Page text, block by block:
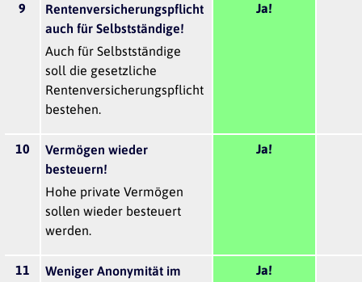
9
Rentenversicherungspflicht
auch für Selbstständige!
Auch für Selbstständige
soll die gesetzliche
Rentenversicherungspflicht
bestehen.
Ja!
10
Vermögen wieder
besteuern!
Hohe private Vermögen
sollen wieder besteuert
werden.
Ja!
11
Weniger Anonymität im
Ja!